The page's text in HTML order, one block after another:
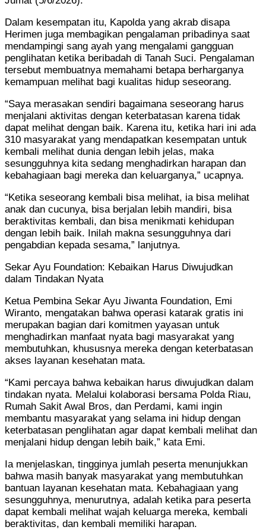
Dalam kesempatan itu, Kapolda yang akrab disapa
Herimen juga membagikan pengalaman pribadinya saat
mendampingi sang ayah yang mengalami gangguan
penglihatan ketika beribadah di Tanah Suci. Pengalaman
tersebut membuatnya memahami betapa berharganya
kemampuan melihat bagi kualitas hidup seseorang.
“Saya merasakan sendiri bagaimana seseorang harus
menjalani aktivitas dengan keterbatasan karena tidak
dapat melihat dengan baik. Karena itu, ketika hari ini ada
310 masyarakat yang mendapatkan kesempatan untuk
kembali melihat dunia dengan lebih jelas, maka
sesungguhnya kita sedang menghadirkan harapan dan
kebahagiaan bagi mereka dan keluarganya,” ucapnya.
“Ketika seseorang kembali bisa melihat, ia bisa melihat
anak dan cucunya, bisa berjalan lebih mandiri, bisa
beraktivitas kembali, dan bisa menikmati kehidupan
dengan lebih baik. Inilah makna sesungguhnya dari
pengabdian kepada sesama,” lanjutnya.
Sekar Ayu Foundation: Kebaikan Harus Diwujudkan
dalam Tindakan Nyata
Ketua Pembina Sekar Ayu Jiwanta Foundation, Emi
Wiranto, mengatakan bahwa operasi katarak gratis ini
merupakan bagian dari komitmen yayasan untuk
menghadirkan manfaat nyata bagi masyarakat yang
membutuhkan, khususnya mereka dengan keterbatasan
akses layanan kesehatan mata.
“Kami percaya bahwa kebaikan harus diwujudkan dalam
tindakan nyata. Melalui kolaborasi bersama Polda Riau,
Rumah Sakit Awal Bros, dan Perdami, kami ingin
membantu masyarakat yang selama ini hidup dengan
keterbatasan penglihatan agar dapat kembali melihat dan
menjalani hidup dengan lebih baik,” kata Emi.
Ia menjelaskan, tingginya jumlah peserta menunjukkan
bahwa masih banyak masyarakat yang membutuhkan
bantuan layanan kesehatan mata. Kebahagiaan yang
sesungguhnya, menurutnya, adalah ketika para peserta
dapat kembali melihat wajah keluarga mereka, kembali
beraktivitas, dan kembali memiliki harapan.